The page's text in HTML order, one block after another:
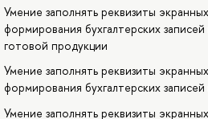
Умение заполнять реквизиты
формирования бухгалтерских
готовой продукции
Умение заполнять реквизиты
формирования бухгалтерских
Умение заполнять реквизиты